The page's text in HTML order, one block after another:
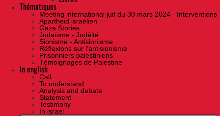
Thématiques
Meeting international juif du 30 mars 2024 - Interventions
Apartheid israélien
Gaza Stories
Judaïsme - Judéité
Sionisme - Antisionisme
Réflexions sur l’antisionisme
Prisonniers palestiniens
Témoignages de Palestine
In english
Call
To understand
Analysis and debate
Statement
Testimony
In israel